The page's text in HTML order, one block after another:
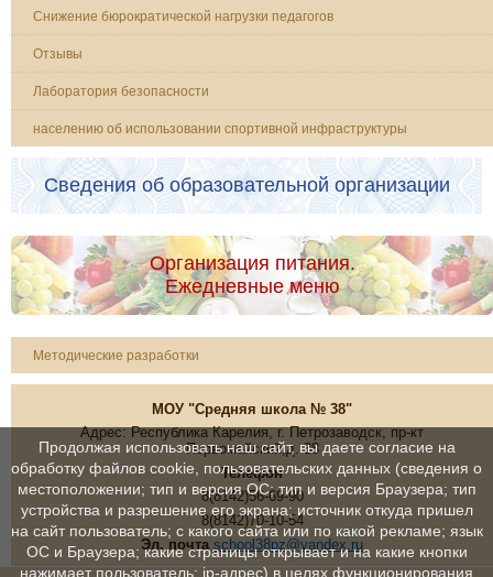
Снижение бюрократической нагрузки педагогов
Отзывы
Лаборатория безопасности
населению об использовании спортивной инфраструктуры
Сведения об образовательной организации
Организация питания.
Ежедневные меню
Методические разработки
МОУ "Средняя школа № 38"
Адрес: Республика Карелия, г. Петрозаводск, пр-кт
Первомайский,д. 38
Телефон
8(8142)56-69-90
8(8142)70-10-54
Эл. почта school38pz@yandex.ru
Продолжая использовать наш сайт, вы даете согласие на
обработку файлов cookie, пользовательских данных (сведения о
местоположении; тип и версия ОС; тип и версия Браузера; тип
устройства и разрешение его экрана; источник откуда пришел
на сайт пользователь; с какого сайта или по какой рекламе; язык
ОС и Браузера; какие страницы открывает и на какие кнопки
нажимает пользователь; ip-адрес) в целях функционирования